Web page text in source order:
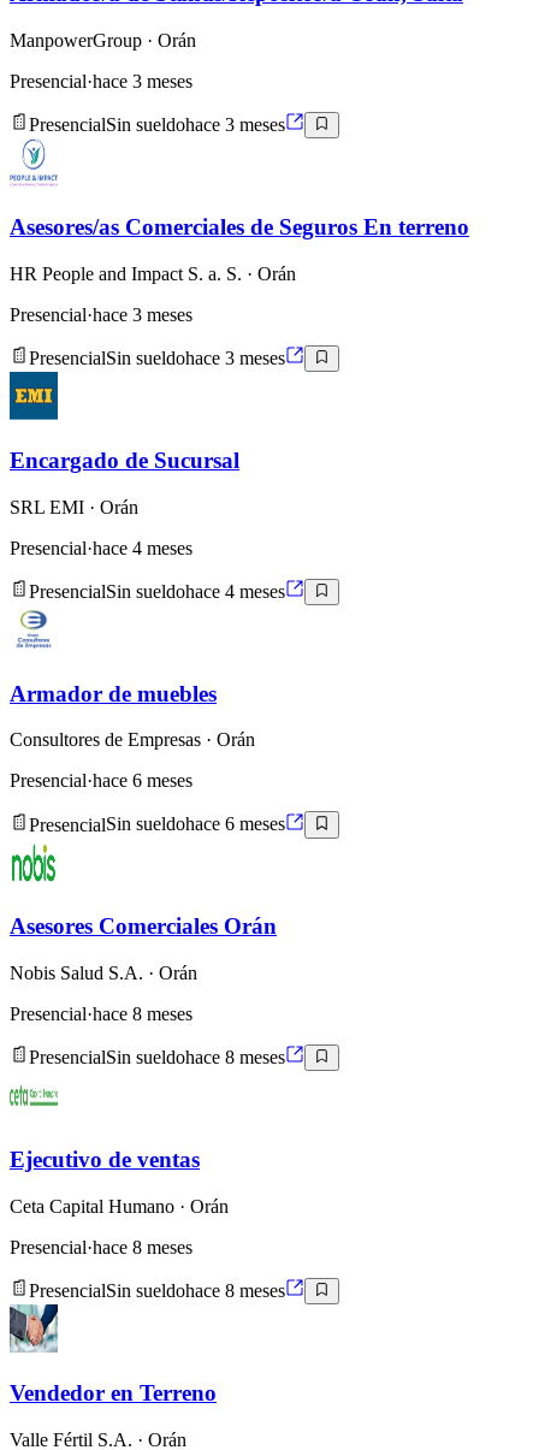
ManpowerGroup · Orán
Presencial·hace 3 meses
PresencialSin sueldohace 3 meses
Asesores/as Comerciales de Seguros En terreno
HR People and Impact S. a. S. · Orán
Presencial·hace 3 meses
PresencialSin sueldohace 3 meses
Encargado de Sucursal
SRL EMI · Orán
Presencial·hace 4 meses
PresencialSin sueldohace 4 meses
Armador de muebles
Consultores de Empresas · Orán
Presencial·hace 6 meses
PresencialSin sueldohace 6 meses
Asesores Comerciales Orán
Nobis Salud S.A. · Orán
Presencial·hace 8 meses
PresencialSin sueldohace 8 meses
Ejecutivo de ventas
Ceta Capital Humano · Orán
Presencial·hace 8 meses
PresencialSin sueldohace 8 meses
Vendedor en Terreno
Valle Fértil S.A. · Orán